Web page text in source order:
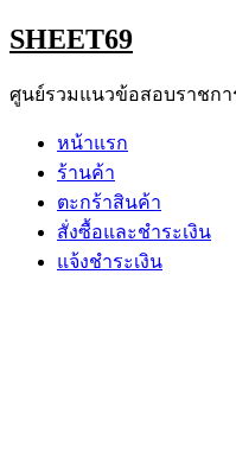
Skip
to
SHEET69
ศูนย์รวมแนวข้อสอบราชก
หน้าแรก
ร้านค้า
ตะกร้าสินค้า
สั่งซื้อและชำระเงิน
แจ้งชำระเงิน